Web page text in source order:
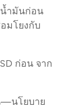
น้ำมันก่อน
มโยงกับ
ก่อน จาก
—นโยบาย